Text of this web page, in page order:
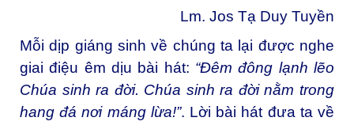
Lm. Jos Tạ Duy Tuyền
Mỗi dịp giáng sinh về chúng ta lại được nghe
giai điệu êm dịu bài hát: “Đêm đông lạnh lẽo
Chúa sinh ra đời. Chúa sinh ra đời nằm trong
hang đá nơi máng lừa!”. Lời bài hát đưa ta về